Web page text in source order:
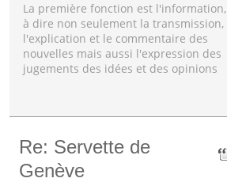
La première fonction est
à dire non seulement la transmission,
l'explication et le commentaire des
nouvelles mais aussi l'expression des
jugements des idées et des opinions
Re: Servette de
Genève